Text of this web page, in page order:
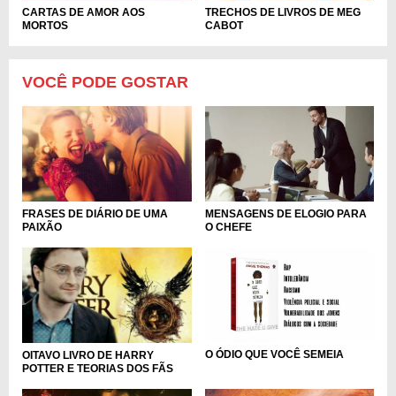
CARTAS DE AMOR AOS
MORTOS
TRECHOS DE LIVROS DE MEG
CABOT
VOCÊ PODE GOSTAR
FRASES DE DIÁRIO DE UMA
PAIXÃO
MENSAGENS DE ELOGIO PARA
O CHEFE
OITAVO LIVRO DE HARRY
POTTER E TEORIAS DOS FÃS
O ÓDIO QUE VOCÊ SEMEIA